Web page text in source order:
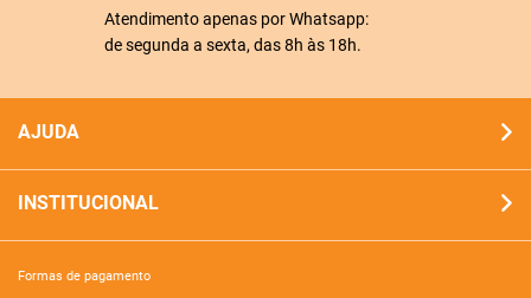
Atendimento apenas por Whatsapp:
de segunda a sexta, das 8h às 18h.
AJUDA
INSTITUCIONAL
formas de pagamento